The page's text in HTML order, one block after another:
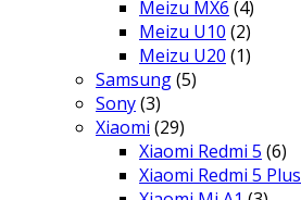
Meizu MX6 (4)
Meizu U10 (2)
Meizu U20 (1)
Samsung(5)
Sony(3)
Xiaomi (29)
Xiaomi Redmi 5 (6)
Xiaomi Redmi 5 Plus